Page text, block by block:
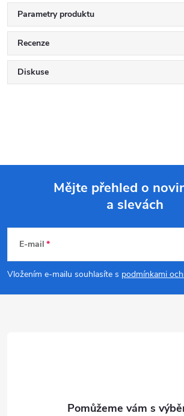
Parametry produktu
Recenze
Diskuse
p
a
Mějte přehled o
a slevách
E-mail
Vložením e-mailu souhlasíte s podmínkami